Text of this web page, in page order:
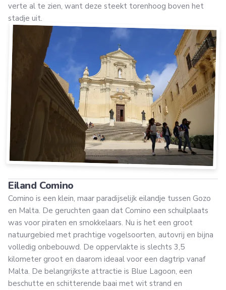
verte al te zien, want deze steekt torenhoog boven het
stadje uit.
Eiland Comino
Comino is een klein, maar paradijselijk eilandje tussen Gozo
en Malta. De geruchten gaan dat Comino een schuilplaats
was voor piraten en smokkelaars. Nu is het een groot
natuurgebied met prachtige vogelsoorten, autovrij en bijna
volledig onbebouwd. De oppervlakte is slechts 3,5
kilometer groot en daarom ideaal voor een dagtrip vanaf
Malta. De belangrijkste attractie is Blue Lagoon, een
beschutte en schitterende baai met wit strand en